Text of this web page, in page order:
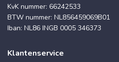
KvK nummer: 66242533
BTW nummer: NL856459069B01
Iban: NL86 INGB 0005 346373
Klantenservice